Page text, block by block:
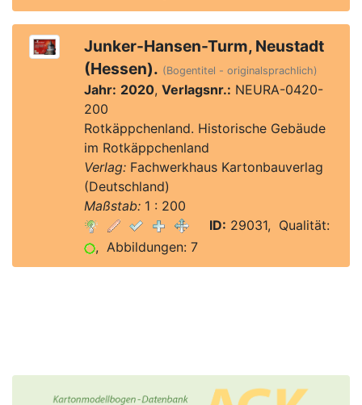
Junker-Hansen-Turm, Neustadt
(Hessen). (Bogentitel - originalsprachlich)
Jahr: 2020, Verlagsnr.: NEURA-0420-
200
Rotkäppchenland. Historische Gebäude
im Rotkäppchenland
Verlag:Fachwerkhaus Kartonbauverlag
(Deutschland)
Maßstab:1 : 200
ID: 29031, Qualität:
, Abbildungen: 7